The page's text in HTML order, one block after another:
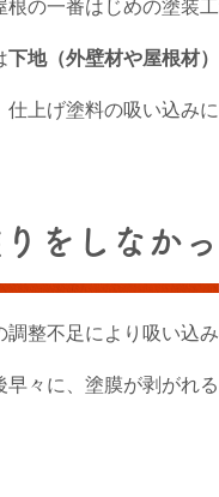
根の一番はじめの塗装
下地（外壁材や屋根材
仕上げ塗料の吸い込み
をしなか
調整不足により吸い込
早々に、塗膜が剥がれ